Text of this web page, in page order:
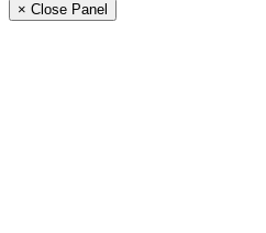
× Close Panel